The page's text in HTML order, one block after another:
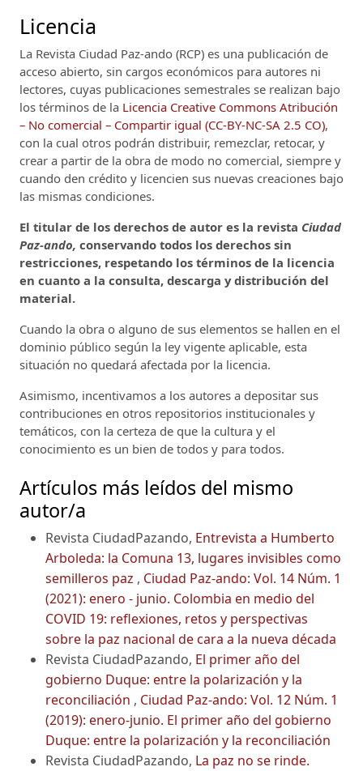
Licencia
La Revista Ciudad Paz-ando (RCP) es una publicación de
acceso abierto, sin cargos económicos para autores ni
lectores, cuyas publicaciones semestrales se realizan bajo
los términos de la Licencia Creative Commons Atribución
– No comercial – Compartir igual (CC-BY-NC-SA 2.5 CO),
con la cual otros podrán distribuir, remezclar, retocar, y
crear a partir de la obra de modo no comercial, siempre y
cuando den crédito y licencien sus nuevas creaciones bajo
las mismas condiciones.
El titular de los derechos de autor es la revista Ciudad
Paz-ando, conservando todos los derechos sin
restricciones, respetando los términos de la licencia
en cuanto a la consulta, descarga y distribución del
material.
Cuando la obra o alguno de sus elementos se hallen en el
dominio público según la ley vigente aplicable, esta
situación no quedará afectada por la licencia.
Asimismo, incentivamos a los autores a depositar sus
contribuciones en otros repositorios institucionales y
temáticos, con la certeza de que la cultura y el
conocimiento es un bien de todos y para todos.
Artículos más leídos del mismo
autor/a
Revista CiudadPazando, Entrevista a Humberto
Arboleda: la Comuna 13, lugares invisibles como
semilleros paz , Ciudad Paz-ando: Vol. 14 Núm. 1
(2021): enero - junio. Colombia en medio del
COVID 19: reflexiones, retos y perspectivas
sobre la paz nacional de cara a la nueva década
Revista CiudadPazando, El primer año del
gobierno Duque: entre la polarización y la
reconciliación , Ciudad Paz-ando: Vol. 12 Núm. 1
(2019): enero-junio. El primer año del gobierno
Duque: entre la polarización y la reconciliación
Revista CiudadPazando, La paz no se rinde.